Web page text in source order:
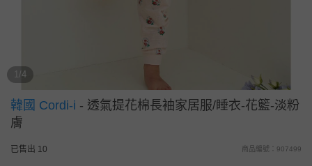
1/4
韓國 Cordi-i - 透氣提花棉長袖家居服/睡衣-花籃-淡粉
膚
已售出 10 商品編號：907499